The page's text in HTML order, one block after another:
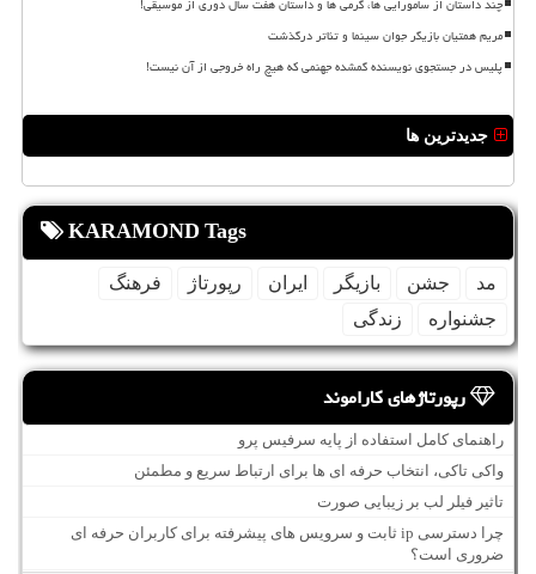
مریم همتیان بازیگر جوان سینما و تئاتر درگذشت
پلیس در جستجوی نویسنده گمشده جهنمی که هیچ راه خروجی از آن نیست!
جدیدترین ها
KARAMOND Tags
مد جشن بازیگر ایران رپورتاژ
فرهنگ
جشنواره
زندگی
رپورتاژهای کاراموند
راهنمای کامل استفاده از پایه سرفیس پرو
واکی تاکی، انتخاب حرفه ای ها برای ارتباط سریع و مطمئن
تاثیر فیلر لب بر زیبایی صورت
چرا دسترسی ip ثابت و سرویس های پیشرفته برای کاربران حرفه ای
ضروری است؟